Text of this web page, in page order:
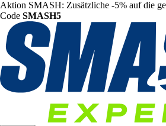
Aktion SMASH: Zusätzliche -5% auf die
Code SMASH5